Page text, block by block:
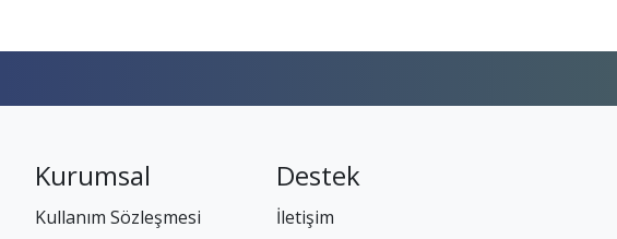
Kurumsal
Kullanım Sözleşmesi
Destek
İletişim